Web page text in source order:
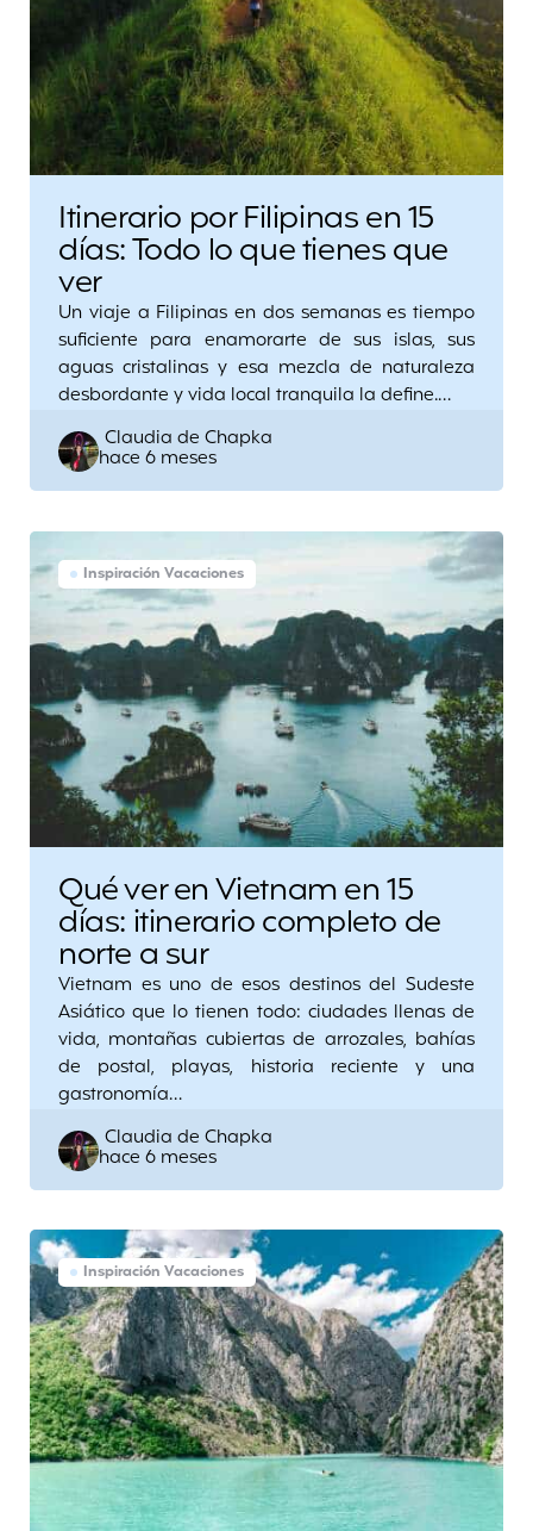
Itinerario por Filipinas en 15
días: Todo lo que tienes que
ver
Un viaje a Filipinas en dos semanas es tiempo
suficiente para enamorarte de sus islas, sus
aguas cristalinas y esa mezcla de naturaleza
desbordante y vida local tranquila la define.…
Posted
by
Claudia de Chapka
hace 6 meses
Inspiración Vacaciones
Qué ver en Vietnam en 15
días: itinerario completo de
norte a sur
Vietnam es uno de esos destinos del Sudeste
Asiático que lo tienen todo: ciudades llenas de
vida, montañas cubiertas de arrozales, bahías
de postal, playas, historia reciente y una
gastronomía…
Posted
by
Claudia de Chapka
hace 6 meses
Inspiración Vacaciones